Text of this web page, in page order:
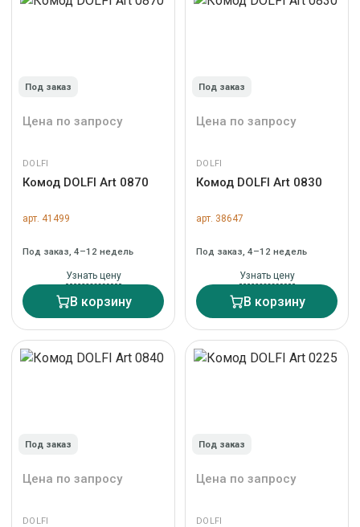
Под заказ
Цена по запросу
DOLFI
Комод DOLFI Art 0870
арт. 41499
Под заказ, 4–12 недель
Узнать цену
В корзину
Под заказ
Цена по запросу
DOLFI
Комод DOLFI Art 0830
арт. 38647
Под заказ, 4–12 недель
Узнать цену
В корзину
Под заказ
Цена по запросу
DOLFI
Под заказ
Цена по запросу
DOLFI